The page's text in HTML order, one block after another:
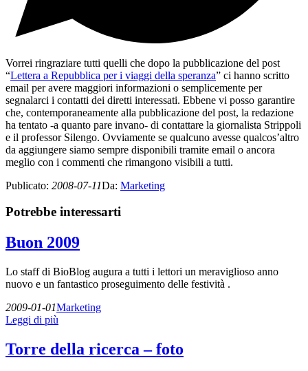
Vorrei ringraziare tutti quelli che dopo la pubblicazione del post
“Lettera a Repubblica per i viaggi della speranza” ci hanno scritto
email per avere maggiori informazioni o semplicemente per
segnalarci i contatti dei diretti interessati. Ebbene vi posso garantire
che, contemporaneamente alla pubblicazione del post, la redazione
ha tentato -a quanto pare invano- di contattare la giornalista Strippoli
e il professor Silengo. Ovviamente se qualcuno avesse qualcos’altro
da aggiungere siamo sempre disponibili tramite email o ancora
meglio con i commenti che rimangono visibili a tutti.
Publicato: 2008-07-11Da: Marketing
Potrebbe interessarti
Buon 2009
Lo staff di BioBlog augura a tutti i lettori un meraviglioso anno
nuovo e un fantastico proseguimento delle festività .
2009-01-01Marketing
Leggi di più
Torre della ricerca – foto